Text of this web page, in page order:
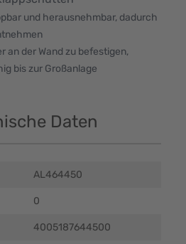
und herausnehmbar, dadurch
an der Wand zu befestigen,
bis zur Großanlage
Daten
AL464450
0
4005187644500